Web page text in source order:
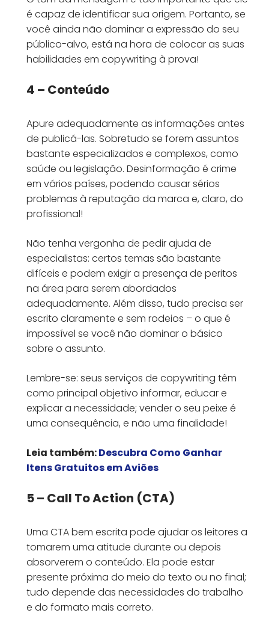
é capaz de identificar sua origem. Portanto, se
você ainda não dominar a expressão do seu
público-alvo, está na hora de colocar as suas
habilidades em copywriting à prova!
4 – Conteúdo
Apure adequadamente as informações antes
de publicá-las. Sobretudo se forem assuntos
bastante especializados e complexos, como
saúde ou legislação. Desinformação é crime
em vários países, podendo causar sérios
problemas à reputação da marca e, claro, do
profissional!
Não tenha vergonha de pedir ajuda de
especialistas: certos temas são bastante
difíceis e podem exigir a presença de peritos
na área para serem abordados
adequadamente. Além disso, tudo precisa ser
escrito claramente e sem rodeios – o que é
impossível se você não dominar o básico
sobre o assunto.
Lembre-se: seus serviços de copywriting têm
como principal objetivo informar, educar e
explicar a necessidade; vender o seu peixe é
uma consequência, e não uma finalidade!
Leia também:Descubra Como Ganhar
Itens Gratuitos em Aviões
5 – Call To Action (CTA)
Uma CTA bem escrita pode ajudar os leitores a
tomarem uma atitude durante ou depois
absorverem o conteúdo. Ela pode estar
presente próxima do meio do texto ou no final;
tudo depende das necessidades do trabalho
e do formato mais correto.